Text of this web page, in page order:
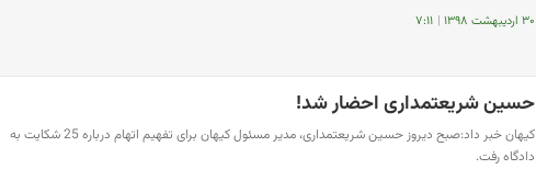
۳۰ اردیبهشت ۱۳۹۸ | ۷:۱۱
حسین شریعتمداری احضار شد!
کیهان خبر داد:صبح دیروز حسین شریعتمداری، مدیر مسئول کیهان برای تفهیم اتهام درباره 25 شکایت به
دادگاه رفت.